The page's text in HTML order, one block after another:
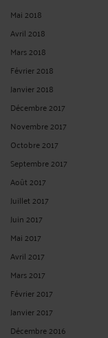
Mai 2018
Avril 2018
Mars 2018
Février 2018
Janvier 2018
Décembre 2017
Novembre 2017
Octobre 2017
Septembre 2017
Août 2017
Juillet 2017
Juin 2017
Mai 2017
Avril 2017
Mars 2017
Février 2017
Janvier 2017
Décembre 2016